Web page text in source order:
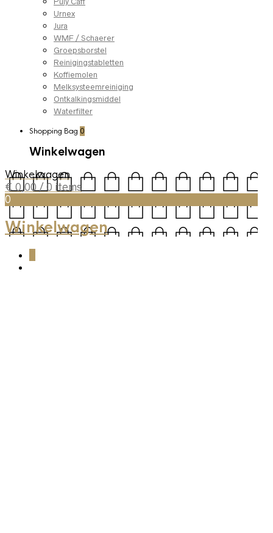
Urnex
Jura
WMF / Schaerer
Groepsborstel
Reinigingstabletten
Koffiemolen
Melksysteemreiniging
Ontkalkingsmiddel
Waterfilter
Shopping Bag 0
Winkelwagen
Winkelwagen
€ 0,00 / 0 items
0
Winkelwagen